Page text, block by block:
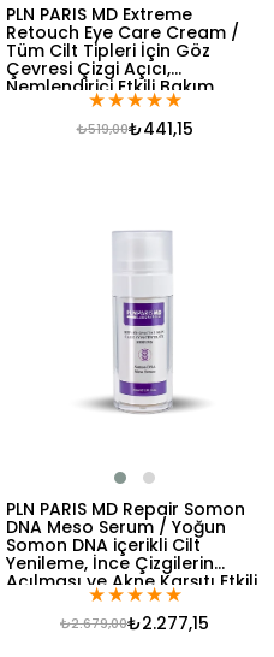
PLN PARIS MD Extreme
Retouch Eye Care Cream /
Tüm Cilt Tipleri İçin Göz
Çevresi Çizgi Açıcı,
Nemlendirici Etkili Bakım
Kremi 30ml
★★★★★
₺441,15
₺519,00
PLN PARIS MD Repair Somon
DNA Meso Serum / Yoğun
Somon DNA içerikli Cilt
Yenileme, İnce Çizgilerin
Açılması ve Akne Karşıtı Etkili
Saf Serum 30ml
★★★★★
₺2.277,15
₺2.679,00